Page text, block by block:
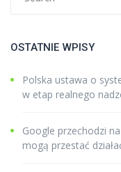
OSTATNIE WPISY
Polska ustawa o
w etap realnego
Google przechodzi
mogą przestać